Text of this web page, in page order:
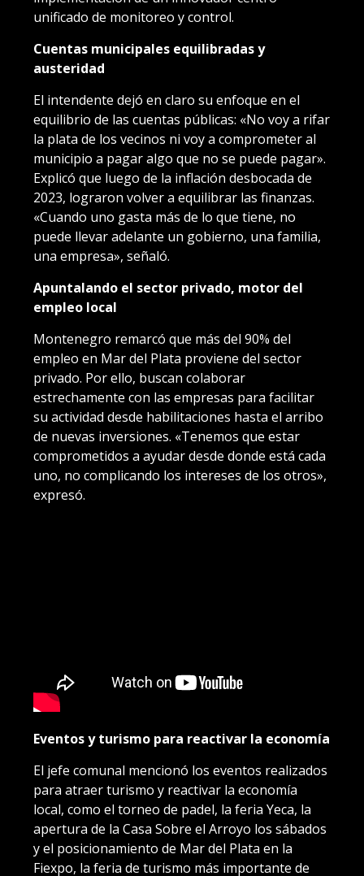
unificado de monitoreo y control.
Cuentas municipales equilibradas y
austeridad
El intendente dejó en claro su enfoque en el
equilibrio de las cuentas públicas: «No voy a rifar
la plata de los vecinos ni voy a comprometer al
municipio a pagar algo que no se puede pagar».
Explicó que luego de la inflación desbocada de
2023, lograron volver a equilibrar las finanzas.
«Cuando uno gasta más de lo que tiene, no
puede llevar adelante un gobierno, una familia,
una empresa», señaló.
Apuntalando el sector privado, motor del
empleo local
Montenegro remarcó que más del 90% del
empleo en Mar del Plata proviene del sector
privado. Por ello, buscan colaborar
estrechamente con las empresas para facilitar
su actividad desde habilitaciones hasta el arribo
de nuevas inversiones. «Tenemos que estar
comprometidos a ayudar desde donde está cada
uno, no complicando los intereses de los otros»,
expresó.
Eventos y turismo para reactivar la economía
El jefe comunal mencionó los eventos realizados
para atraer turismo y reactivar la economía
local, como el torneo de padel, la feria Yeca, la
apertura de la Casa Sobre el Arroyo los sábados
y el posicionamiento de Mar del Plata en la
Fiexpo, la feria de turismo más importante de